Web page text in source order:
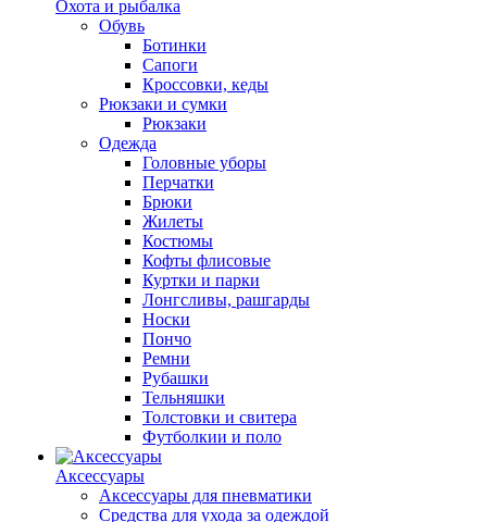
Охота и рыбалка
Обувь
Ботинки
Сапоги
Кроссовки, кеды
Рюкзаки и сумки
Рюкзаки
Одежда
Головные уборы
Перчатки
Брюки
Жилеты
Костюмы
Кофты флисовые
Куртки и парки
Лонгсливы, рашгарды
Носки
Пончо
Ремни
Рубашки
Тельняшки
Толстовки и свитера
Футболкии и поло
Аксессуары
Аксессуары для пневматики
Средства для ухода за одеждой